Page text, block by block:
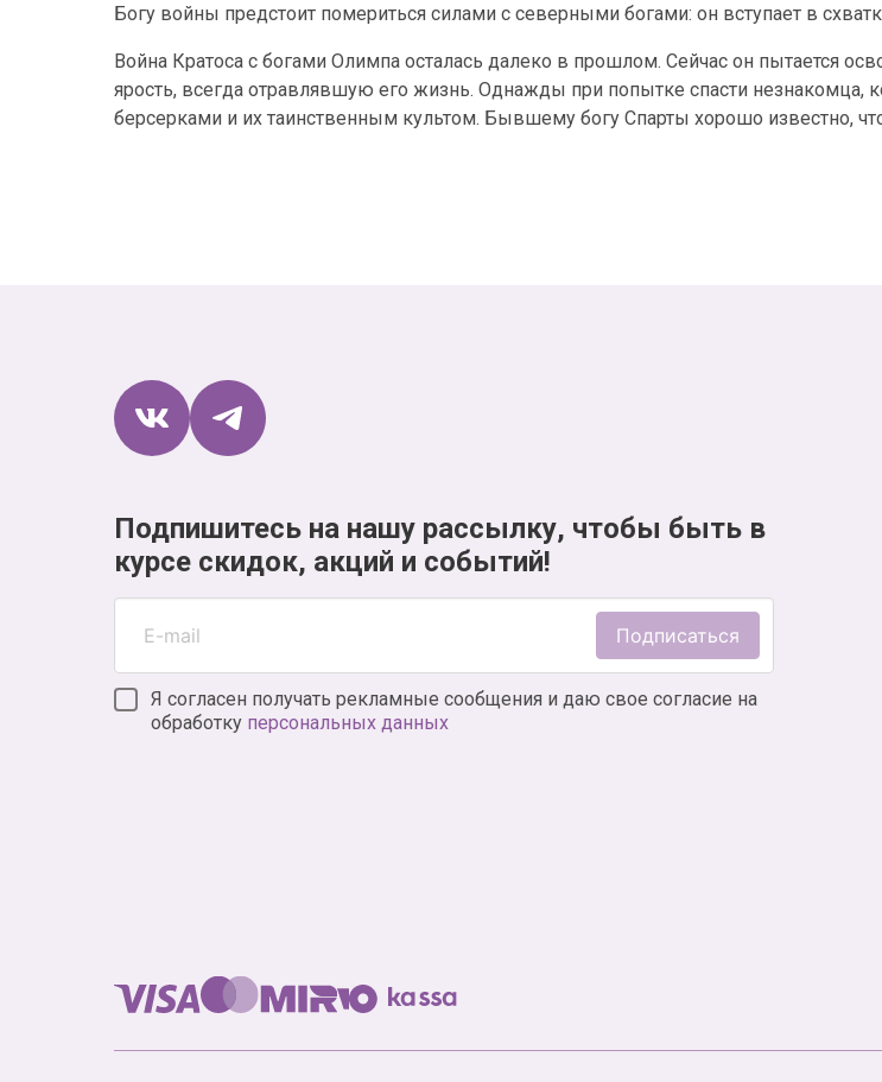
Богу войны предстоит помериться силами с северными богами: он вступает в
Война Кратоса с богами Олимпа осталась далеко в прошлом. Сейчас он пытается
ярость, всегда отравлявшую его жизнь. Однажды при попытке спасти незнакомца,
берсерками и их таинственным культом. Бывшему богу Спарты хорошо известно,
Подпишитесь на нашу рассылку, чтобы быть в
курсе скидок, акций и событий!
Подписаться
Я согласен получать рекламные сообщения и даю свое согласие на
обработку персональных данных